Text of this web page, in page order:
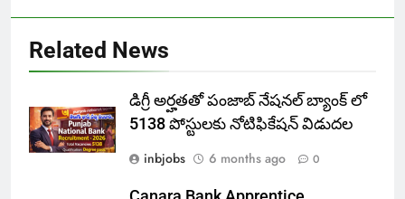
Related News
డిగ్రీ అర్హతతో పంజాబ్ నేషనల్ బ్యాంక్ లో
5138 పోస్టులకు నోటిఫికేషన్ విడుదల
inbjobs
6 months ago 0